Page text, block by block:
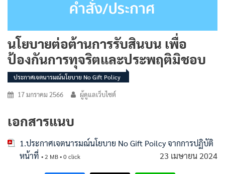
นโยบายต่อต้านการรับสินบน เพื่อ
ป้องกันการทุจริตและประพฤติมิชอบ
ประกาศเจตนารมณ์นโยบาย No Gift Policy
17 มกราคม 2566 ผู้ดูแลเว็บไซต์
เอกสารแนบ
1.ประกาศเจตนารมณ์นโยบาย No Gift Poilcy จากการปฏิบัติ
หน้าที่ • 2 MB • 0 click 23 เมษายน 2024